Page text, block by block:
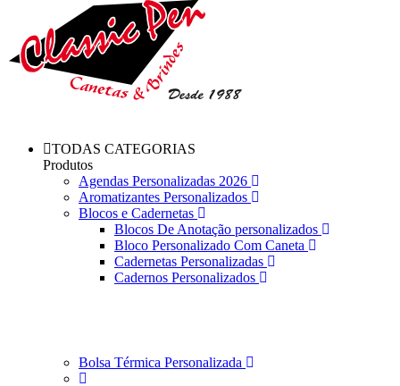
TODAS CATEGORIAS
Produtos
Agendas Personalizadas 2026
Aromatizantes Personalizados
Blocos e Cadernetas
Blocos De Anotação personalizados
Bloco Personalizado Com Caneta
Cadernetas Personalizadas
Cadernos Personalizados
Bolsa Térmica Personalizada